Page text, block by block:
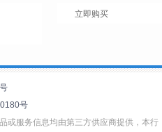
立即购买
号
或服务信息均由第三方供应商提供，本行